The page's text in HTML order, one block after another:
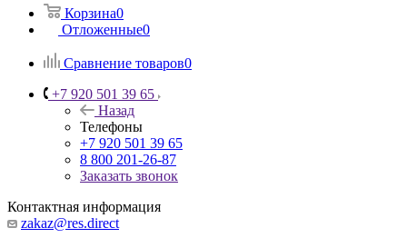
Корзина0
Отложенные0
Сравнение товаров0
+7 920 501 39 65
Назад
Телефоны
+7 920 501 39 65
8 800 201-26-87
Заказать звонок
Контактная информация
zakaz@res.direct